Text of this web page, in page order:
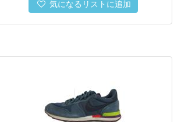
気になるリストに追加